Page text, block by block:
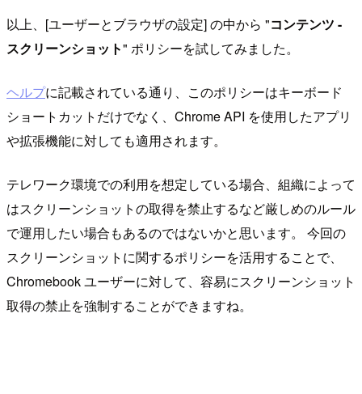
以上、[ユーザーとブラウザの設定] の中から "コンテンツ -
スクリーンショット" ポリシーを試してみました。
ヘルプに記載されている通り、このポリシーはキーボード
ショートカットだけでなく、Chrome API を使用したアプリ
や拡張機能に対しても適用されます。
テレワーク環境での利用を想定している場合、組織によって
はスクリーンショットの取得を禁止するなど厳しめのルール
で運用したい場合もあるのではないかと思います。 今回の
スクリーンショットに関するポリシーを活用することで、
Chromebook ユーザーに対して、容易にスクリーンショット
取得の禁止を強制することができますね。